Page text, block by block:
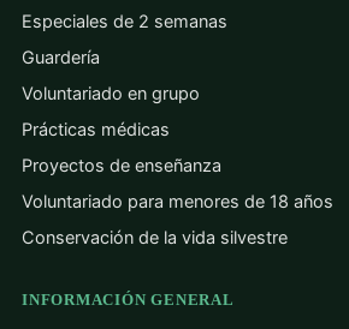
Especiales de 2 semanas
Guardería
Voluntariado en grupo
Prácticas médicas
Proyectos de enseñanza
Voluntariado para menores de 18 años
Conservación de la vida silvestre
INFORMACIÓN GENERAL